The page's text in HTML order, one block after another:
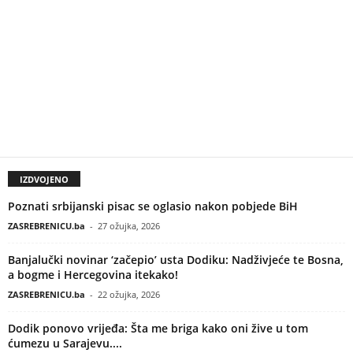
IZDVOJENO
Poznati srbijanski pisac se oglasio nakon pobjede BiH
ZASREBRENICU.ba - 27 ožujka, 2026
Banjalučki novinar ‘začepio’ usta Dodiku: Nadživjeće te Bosna,
a bogme i Hercegovina itekako!
ZASREBRENICU.ba - 22 ožujka, 2026
Dodik ponovo vrijeđa: Šta me briga kako oni žive u tom
ćumezu u Sarajevu....